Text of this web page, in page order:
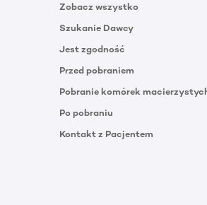
Zobacz wszystko
Szukanie Dawcy
Jest zgodność
Przed pobraniem
Pobranie komórek
Po pobraniu
Kontakt z Pacjentem